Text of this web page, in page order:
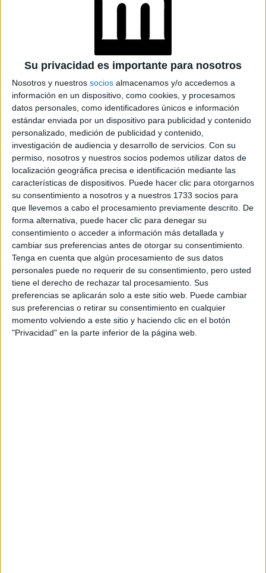
Su privacidad es importante para nosotros
Nosotros y nuestros socios almacenamos y/o accedemos a
información en un dispositivo, como cookies, y procesamos
datos personales, como identificadores únicos e información
estándar enviada por un dispositivo para publicidad y contenido
personalizado, medición de publicidad y contenido,
investigación de audiencia y desarrollo de servicios. Con su
permiso, nosotros y nuestros socios podemos utilizar datos de
localización geográfica precisa e identificación mediante las
características de dispositivos. Puede hacer clic para otorgarnos
su consentimiento a nosotros y a nuestros 1733 socios para
que llevemos a cabo el procesamiento previamente descrito. De
forma alternativa, puede hacer clic para denegar su
consentimiento o acceder a información más detallada y
cambiar sus preferencias antes de otorgar su consentimiento.
Tenga en cuenta que algún procesamiento de sus datos
personales puede no requerir de su consentimiento, pero usted
tiene el derecho de rechazar tal procesamiento. Sus
preferencias se aplicarán solo a este sitio web. Puede cambiar
sus preferencias o retirar su consentimiento en cualquier
momento volviendo a este sitio y haciendo clic en el botón
"Privacidad" en la parte inferior de la página web.
realizar mascarillas reparadoras durante esos días ayudará
Si se requiere el calor y el uso del secador o la planchita,
es fundamental el uso de unprotectortérmico y usar el
mínimo de calor para proteger y cuidar el pelo dañado.
GALERÍA DE IMÁGENES
Accedé a los beneficios para suscriptores
Contenidos exclusivos
Sorteos
Descuentos en publicaciones
Participación en los eventos organizados por